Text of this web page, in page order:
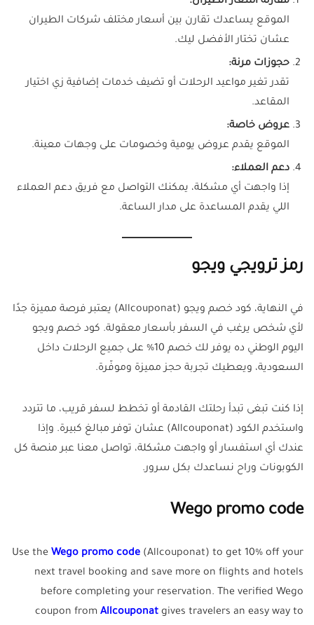
الموقع يساعدك تقارن بين أسعار مختلف شركات الطيران
عشان تختار الأفضل ليك.
حجوزات مرنة:
تقدر تغير مواعيد الرحلات أو تضيف خدمات إضافية زي اختيار
المقاعد.
عروض خاصة:
الموقع يقدم عروض يومية وخصومات على وجهات معينة.
دعم العملاء:
إذا واجهت أي مشكلة، يمكنك التواصل مع فريق دعم العملاء
اللي يقدم المساعدة على مدار الساعة.
رمز ترويجي ويجو
في النهاية، كود خصم ويجو (Allcouponat) يعتبر فرصة مميزة جدًا
لأي شخص يرغب في السفر بأسعار معقولة. كود خصم ويجو
اليوم الوطني ده يوفر لك خصم 10% على جميع الرحلات داخل
السعودية، ويعطيك تجربة حجز مميزة وموفّرة.
إذا كنت تبغى تبدأ رحلتك القادمة أو تخطط لسفر قريب، ما تتردد
واستخدم الكود (Allcouponat) عشان توفر مبالغ كبيرة. وإذا
عندك أي استفسار أو واجهت مشكلة، تواصل معنا عبر منصة كل
الكوبونات وراح نساعدك بكل سرور.
Wego promo code
Use the Wego promo code (Allcouponat) to get 10% off your
next travel booking and save more on flights and hotels
before completing your reservation. The verified Wego
coupon from Allcouponat gives travelers an easy way to